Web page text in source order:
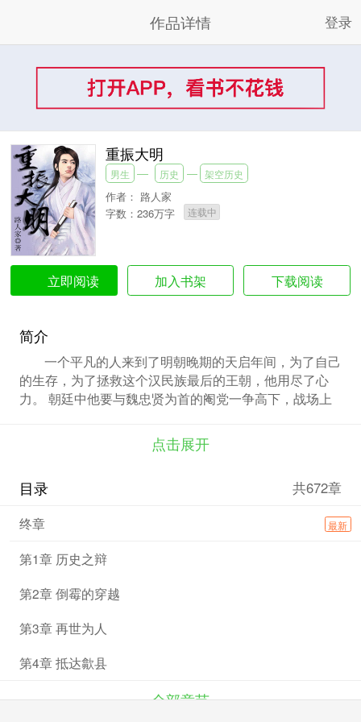
作品详情 登录
重振大明
男生 历史 架空历史
作者： 路人家
字数：236万字
连载中
立即阅读 加入书架 下载阅读
简介
一个平凡的人来到了明朝晚期的天启年间，为了自己
的生存，为了拯救这个汉民族最后的王朝，他用尽了心
力。 朝廷中他要与魏忠贤为首的阉党一争高下，战场上
点击展开
目录 共672章
终章 最新
第1章 历史之辩
第2章 倒霉的穿越
第3章 再世为人
第4章 抵达歙县
全部章节